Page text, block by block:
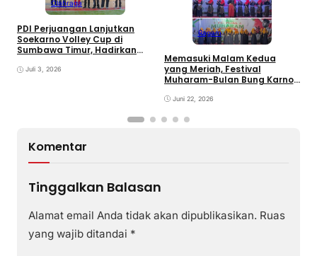
Olahraga
PDI Perjuangan Lanjutkan
Soekarno Volley Cup di
Sumbawa Timur, Hadirkan
Rakyat
Juli 3, 2026
Ragam
Memasuki Malam Kedua
yang Meriah, Festival
Muharam-Bulan Bung Karno
Pemajuan Kebudayaan
Juni 22, 2026
Komentar
Tinggalkan Balasan
Alamat email Anda tidak akan dipublikasikan. Ruas
yang wajib ditandai *